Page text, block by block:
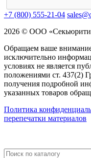
+7 (800) 555-21-04
2026 © ООО «Секьюрити
Обращаем ваше
исключительно
условиях не является
положениями ст. 437(2)
получения подробной
указанных товаров
Политика
перепечатки материалов